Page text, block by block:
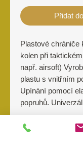
Přidat
Plastové chrániče
kolen při
např. airsoft)
plastu s vnitřním
Upínání pomocí
popruhů.
Výrobce